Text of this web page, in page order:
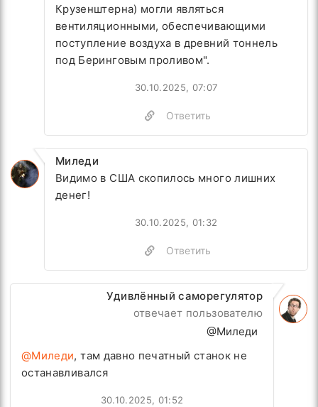
Крузенштерна) могли являться
вентиляционными, обеспечивающими
поступление воздуха в древний тоннель
под Беринговым проливом".
30.10.2025, 07:07
Ответить
Миледи
Видимо в США скопилось много лишних
денег!
30.10.2025, 01:32
Ответить
Удивлённый саморегулятор
отвечает пользователю
@Миледи
@Миледи, там давно печатный станок не
останавливался
30.10.2025, 01:52